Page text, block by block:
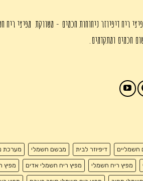
ריח דיפיוזר ניחוחות חכמים - משווקת מפיצי ריח
חכמים ומתקדמים.
חשמליים דיפיוזר לבית מבשם חשמלי מערכת
מפיץ ריח חשמלי מפיץ ריח חשמלי אדים מפיץ